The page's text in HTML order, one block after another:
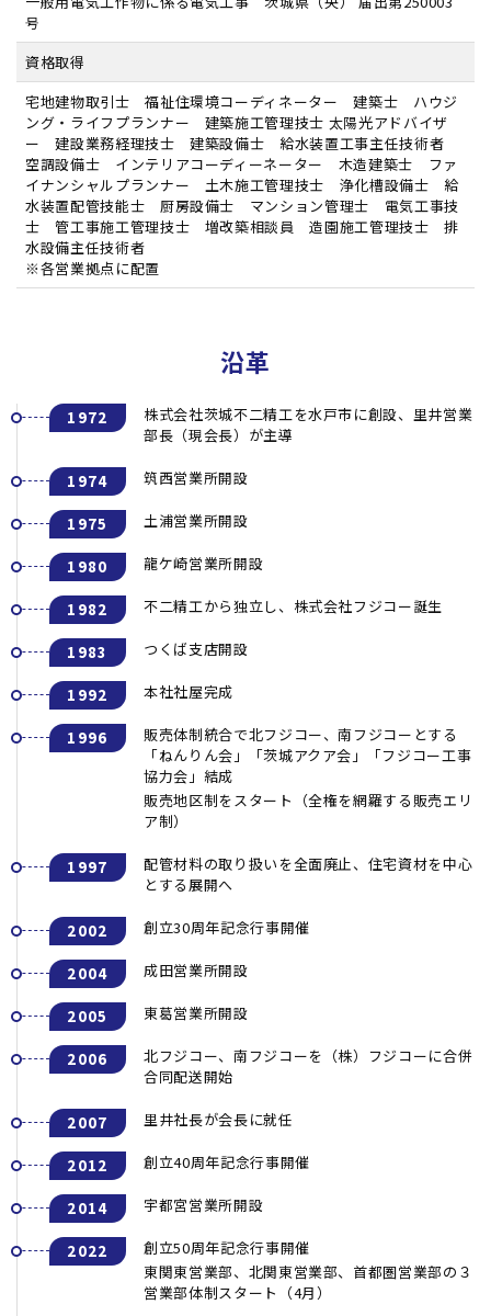
号
資格取得
宅地建物取引士 福祉住環境コーディネーター 建築士 ハウジ
ング・ライフプランナー 建築施工管理技士 太陽光アドバイザ
ー 建設業務経理技士 建築設備士 給水装置工事主任技術者
空調設備士 インテリアコーディーネーター 木造建築士 ファ
イナンシャルプランナー 土木施工管理技士 浄化槽設備士 給
水装置配管技能士 厨房設備士 マンション管理士 電気工事技
士 管工事施工管理技士 増改築相談員 造園施工管理技士 排
水設備主任技術者
※各営業拠点に配置
沿革
1972
株式会社茨城不二精工を水戸市に創設、里井営業
部長（現会長）が主導
1974 筑西営業所開設
1975 土浦営業所開設
1980 龍ケ崎営業所開設
1982 不二精工から独立し、株式会社フジコー誕生
1983 つくば支店開設
1992 本社社屋完成
1996
販売体制統合で北フジコー、南フジコーとする
「ねんりん会」「茨城アクア会」「フジコー工事
協力会」結成
販売地区制をスタート（全権を網羅する販売エリ
ア制）
1997
配管材料の取り扱いを全面廃止、住宅資材を中心
とする展開へ
2002 創立30周年記念行事開催
2004 成田営業所開設
2005 東葛営業所開設
2006
北フジコー、南フジコーを（株）フジコーに合併
合同配送開始
2007 里井社長が会長に就任
2012 創立40周年記念行事開催
2014 宇都宮営業所開設
2022
創立50周年記念行事開催
東関東営業部、北関東営業部、首都圏営業部の３
営業部体制スタート（4月）